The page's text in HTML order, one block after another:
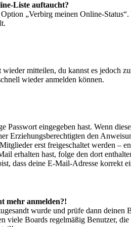
Liste auftaucht?
„Verbirg meinen Online-
mitteilen, du kannst es jedoch
wieder anmelden können.
Passwort eingegeben hast. Wenn
Erziehungsberechtigten den
erst freigeschaltet werden –
erhalten hast, folge den dort
dass deine E-Mail-Adresse korrekt
mehr anmelden?!
wurde und prüfe dann
viele Boards regelmäßig Benutzer,